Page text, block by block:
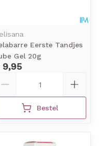
Eerste Tandjes
Gel 20g
9,95
Bestel